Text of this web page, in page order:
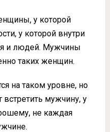
у которой
у которой внутри
и людей. Мужчины
таких женщин.
на таком уровне, но
мужчину, у
не каждая